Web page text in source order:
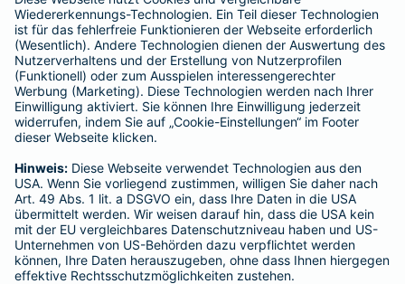
BELIEBTE SEITEN
Kranken-Zusatzversicherung
Tierversicherungen
Haftpflichtversicherung
Hausratversicherung
Adresse ändern
Schaden melden
Kilometerstandsmeldung
Serviceübersicht